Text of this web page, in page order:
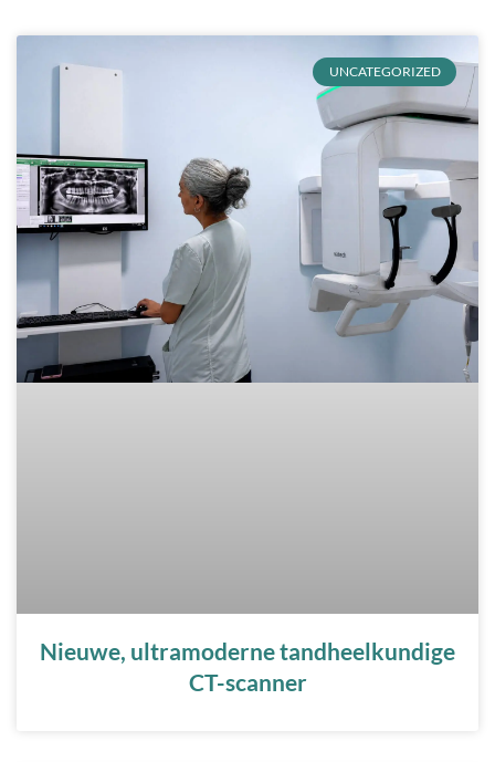
UNCATEGORIZED
Nieuwe, ultramoderne tandheelkundige
CT-scanner